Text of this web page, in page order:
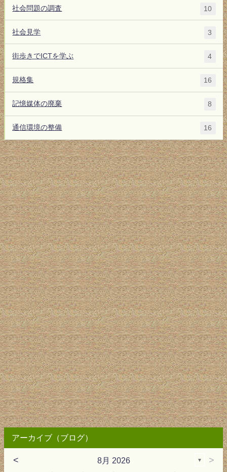
社会問題の調査 10
社会見学 3
街歩きでICTを学ぶ 4
規格集 16
記憶媒体の廃棄 8
通信環境の整備 16
アーカイブ（ブログ）
< 8月 2026 ▼ >